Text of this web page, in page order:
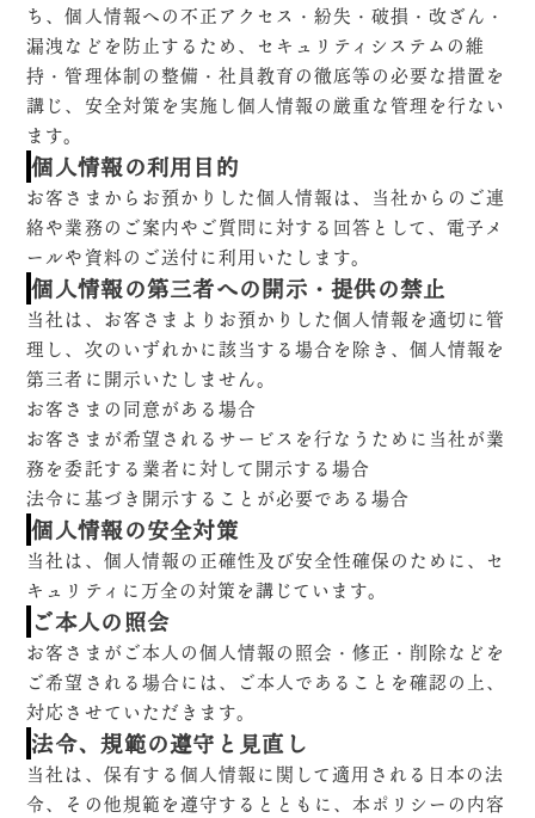
ち、個人情報への不正アクセス・紛失・破損・改ざん・
漏洩などを防止するため、セキュリティシステムの維
持・管理体制の整備・社員教育の徹底等の必要な措置を
講じ、安全対策を実施し個人情報の厳重な管理を行ない
ます。
個人情報の利用目的
お客さまからお預かりした個人情報は、当社からのご連
絡や業務のご案内やご質問に対する回答として、電子メ
ールや資料のご送付に利用いたします。
個人情報の第三者への開示・提供の禁止
当社は、お客さまよりお預かりした個人情報を適切に管
理し、次のいずれかに該当する場合を除き、個人情報を
第三者に開示いたしません。
お客さまの同意がある場合
お客さまが希望されるサービスを行なうために当社が業
務を委託する業者に対して開示する場合
法令に基づき開示することが必要である場合
個人情報の安全対策
当社は、個人情報の正確性及び安全性確保のために、セ
キュリティに万全の対策を講じています。
ご本人の照会
お客さまがご本人の個人情報の照会・修正・削除などを
ご希望される場合には、ご本人であることを確認の上、
対応させていただきます。
法令、規範の遵守と見直し
当社は、保有する個人情報に関して適用される日本の法
令、その他規範を遵守するとともに、本ポリシーの内容